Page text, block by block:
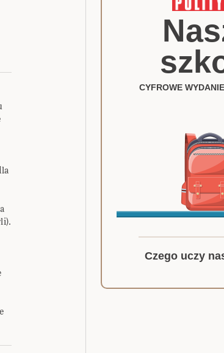
CYFROWE
Czego uczy